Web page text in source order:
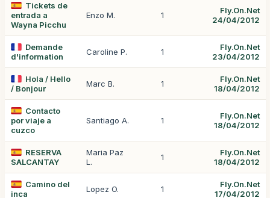
Tickets de
entrada a
Wayna Picchu
Enzo M. 1
Fly.On.Net
24/04/2012
Demande
d'information
Caroline P. 1
Fly.On.Net
23/04/2012
Hola / Hello
/ Bonjour
Marc B. 1
Fly.On.Net
18/04/2012
Contacto
por viaje a
cuzco
Santiago A. 1
Fly.On.Net
18/04/2012
RESERVA
SALCANTAY
Maria Paz
L.
1
Fly.On.Net
18/04/2012
Camino del
inca
Lopez O. 1
Fly.On.Net
17/04/2012